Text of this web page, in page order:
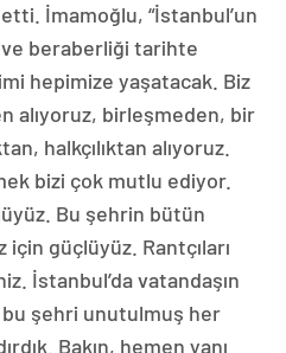
İmamoğlu, “İstanbul’un
beraberliği tarihte
hepimize yaşatacak. Biz
alıyoruz, birleşmeden, bir
halkçılıktan alıyoruz.
bizi çok mutlu ediyor.
Bu şehrin bütün
için güçlüyüz. Rantçıları
İstanbul’da vatandaşın
şehri unutulmuş her
Bakın, hemen yanı